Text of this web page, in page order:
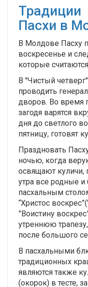
Пасхи в
В Молдове Пасху
воскресенье и
которые
В "Чистый
проводить
дворов. Во время
загодя варятся
дня до светлого
пятницу, готовят
Праздновать
ночью, когда
освящают куличи,
утра все родные и
пасхальным
“Христос
”Воистину
утреннюю
после большого
В пасхальными
традиционных
являются также
(окорок) в тесте,